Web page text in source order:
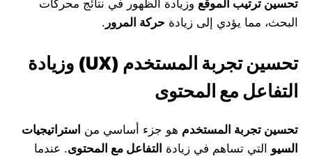
تحسين ترتيب الموقع وزيادة الظهور في نتائج محركات
البحث، مما يؤدي إلى زيادة حركة المرور .
تحسين تجربة المستخدم (UX)
وزيادة
التفاعل مع المحتوى
تحسين تجربة المستخدم هو جزء أساسي من استراتيجيات
السيو التي تساهم في زيادة التفاعل مع المحتوى. عندما